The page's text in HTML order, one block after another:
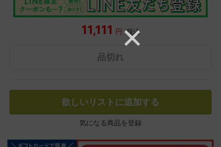
11,111 円 税込
品切れ
欲しいリストに追加する
気になる商品を登録